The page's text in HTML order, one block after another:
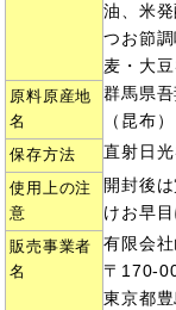
油、米
つお節
麦・大豆
原料原産地
名
群馬県
（昆布）
保存方法 直射日
使用上の注
意
開封後
けお早
販売事業者
名
有限会
〒170-
東京都